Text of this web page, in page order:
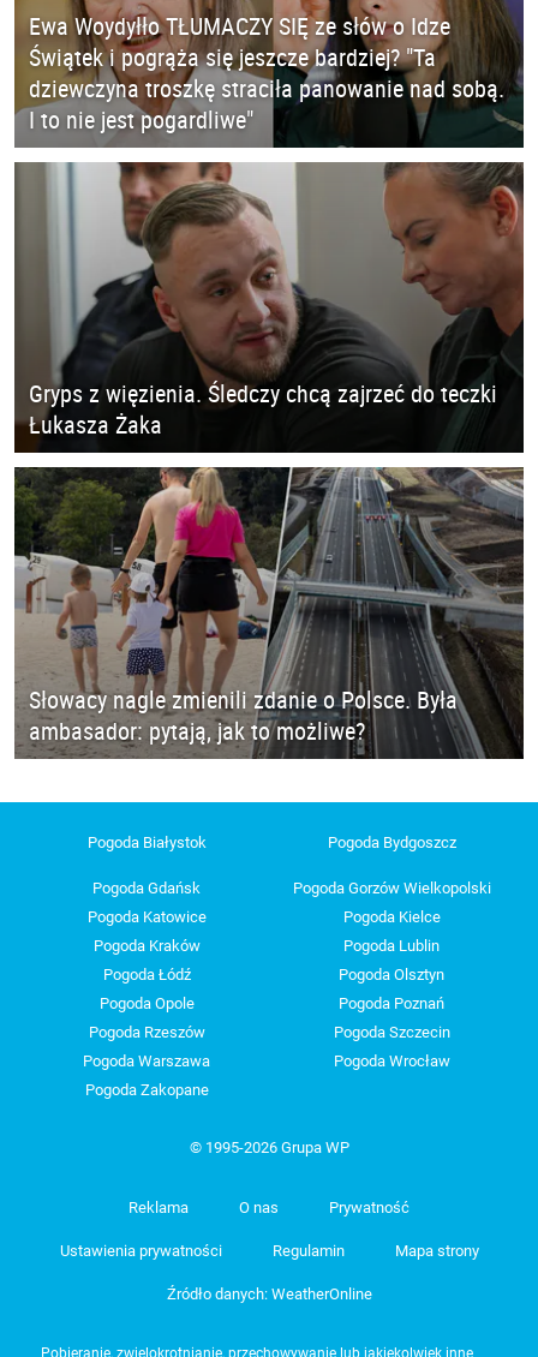
Ewa Woydyłło TŁUMACZY SIĘ ze słów o Idze
Świątek i pogrąża się jeszcze bardziej? "Ta
dziewczyna troszkę straciła panowanie nad sobą.
I to nie jest pogardliwe"
Gryps z więzienia. Śledczy chcą zajrzeć do teczki
Łukasza Żaka
Słowacy nagle zmienili zdanie o Polsce. Była
ambasador: pytają, jak to możliwe?
Pogoda Białystok Pogoda Bydgoszcz
Pogoda Gdańsk
Pogoda Gorzów Wielkopolski
Pogoda Katowice
Pogoda Kielce
Pogoda Kraków
Pogoda Lublin
Pogoda Łódź
Pogoda Olsztyn
Pogoda Opole
Pogoda Poznań
Pogoda Rzeszów
Pogoda Szczecin
Pogoda Warszawa
Pogoda Wrocław
Pogoda Zakopane
© 1995-2026 Grupa WP
Reklama O nas Prywatność
Ustawienia prywatności Regulamin Mapa strony
Źródło danych: WeatherOnline
Pobieranie, zwielokrotnianie, przechowywanie lub jakiekolwiek inne